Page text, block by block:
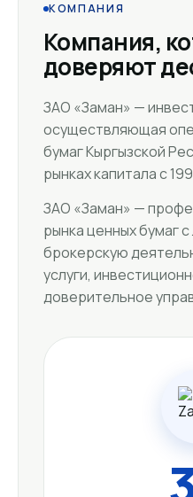
КОМПАНИЯ
Компания,
доверяют
ЗАО «Заман» —
осуществляющая
бумаг Кыргызской
рынках капитала с
ЗАО «Заман» —
рынка ценных бумаг
брокерскую
услуги,
доверительное